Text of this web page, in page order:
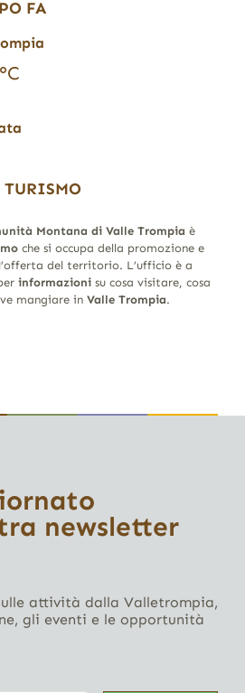
FA
°C
Montana di Valle Trompia è
che si occupa della promozione e
del territorio. L’ufficio è a
informazionisu cosa visitare, cosa
mangiare in Valle Trompia.
newsletter
attività dalla Valletrompia,
gli eventi e le opportunità